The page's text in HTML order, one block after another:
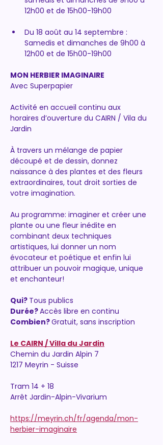
12h00 et de 15h00-19h00
Du 18 août au 14 septembre :
Samedis et dimanches de 9h00 à
12h00 et de 15h00-19h00
MON HERBIER IMAGINAIRE
Avec Superpapier
Activité en accueil continu aux
horaires d’ouverture du CAIRN / Vila du
Jardin
À travers un mélange de papier
découpé et de dessin, donnez
naissance à des plantes et des fleurs
extraordinaires, tout droit sorties de
votre imagination.
Au programme: imaginer et créer une
plante ou une fleur inédite en
combinant deux techniques
artistiques, lui donner un nom
évocateur et poétique et enfin lui
attribuer un pouvoir magique, unique
et enchanteur!
Qui? Tous publics
Durée? Accès libre en continu
Combien? Gratuit, sans inscription
Le CAIRN / Villa du Jardin
Chemin du Jardin Alpin 7
1217 Meyrin - Suisse
Tram 14 + 18
Arrêt Jardin-Alpin-Vivarium
https://meyrin.ch/fr/agenda/mon-
herbier-imaginaire